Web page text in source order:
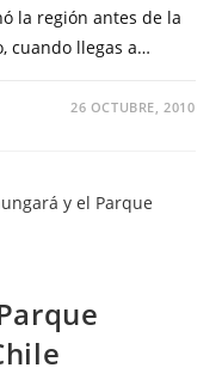
la región antes de la
cuando llegas a…
26 OCTUBRE, 2010